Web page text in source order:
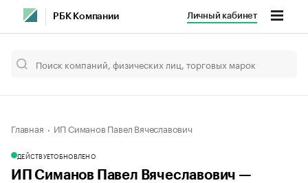
РБК Компании Личный кабинет
Главная ИП Симанов Павел Вячеславович
ДЕЙСТВУЕТОБНОВЛЕНО
ИП Симанов Павел Вячеславович —